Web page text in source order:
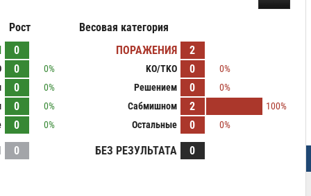
Рост
Весовая категория
0
0
0%
0
0%
0
0%
0 0%
ПОРАЖЕНИЯ 2
KO/TKO 0
0%
Решением
0
0%
Сабмишном
2
100%
Остальные
0 0%
0 БЕЗ РЕЗУЛЬТАТА 0